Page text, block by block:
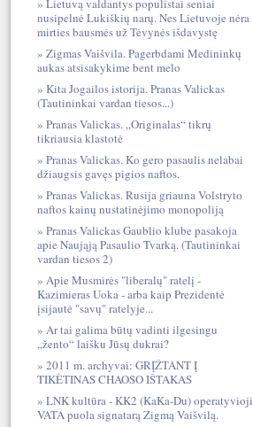
Lietuvą valdantys populistai seniai
nusipelnė Lukiškių narų. Nes Lietuvoje nėra
mirties bausmės už Tėvynės išdavystę
Zigmas Vaišvila. Pagerbdami Medininkų
aukas atsisakykime bent melo
Kita Jogailos istorija. Pranas Valickas
(Tautininkai vardan tiesos...)
Pranas Valickas. „Originalas“ tikrų
tikriausia klastotė
Pranas Valickas. Ko gero pasaulis nelabai
džiaugsis gavęs pigios naftos.
Pranas Valickas. Rusija griauna Volstryto
naftos kainų nustatinėjimo monopoliją
Pranas Valickas Gaublio klube pasakoja
apie Naująją Pasaulio Tvarką. (Tautininkai
vardan tiesos 2)
Apie Musmirės "liberalų" ratelį -
Kazimieras Uoka - arba kaip Prezidentė
įsijautė "savų" ratelyje...
Ar tai galima būtų vadinti ilgesingu
„žento“ laišku Jūsų dukrai?
2011 m. archyvai: GRĮŽTANT Į
TIKĖTINAS CHAOSO IŠTAKAS
LNK kultūra - KK2 (KaKa-Du) operatyvioji
VATA puola signatarą Zigmą Vaišvilą.